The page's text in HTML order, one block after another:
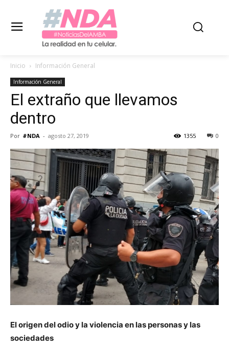
Inicio Información General
Información General
El extraño que llevamos
dentro
Por #NDA - agosto 27, 2019 0
1355
El origen del odio y la violencia en las personas y las
sociedades